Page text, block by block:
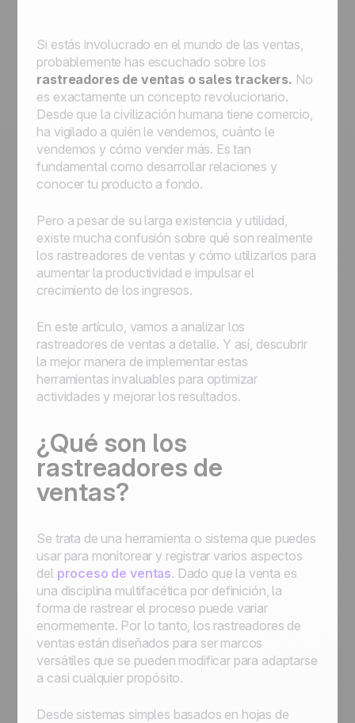
Si estás involucrado en el mundo de las ventas,
probablemente has escuchado sobre los
rastreadores de ventas o sales trackers. No
es exactamente un concepto revolucionario.
Desde que la civilización humana tiene comercio,
ha vigilado a quién le vendemos, cuánto le
vendemos y cómo vender más. Es tan
fundamental como desarrollar relaciones y
conocer tu producto a fondo.
Pero a pesar de su larga existencia y utilidad,
existe mucha confusión sobre qué son realmente
los rastreadores de ventas y cómo utilizarlos para
aumentar la productividad e impulsar el
crecimiento de los ingresos.
En este artículo, vamos a analizar los
rastreadores de ventas a detalle. Y así, descubrir
la mejor manera de implementar estas
herramientas invaluables para optimizar
actividades y mejorar los resultados.
¿Qué son los
rastreadores de
ventas?
Se trata de una herramienta o sistema que puedes
usar para monitorear y registrar varios aspectos
del proceso de ventas. Dado que la venta es
una disciplina multifacética por definición, la
forma de rastrear el proceso puede variar
enormemente. Por lo tanto, los rastreadores de
ventas están diseñados para ser marcos
versátiles que se pueden modificar para adaptarse
a casi cualquier propósito.
Desde sistemas simples basados en hojas de